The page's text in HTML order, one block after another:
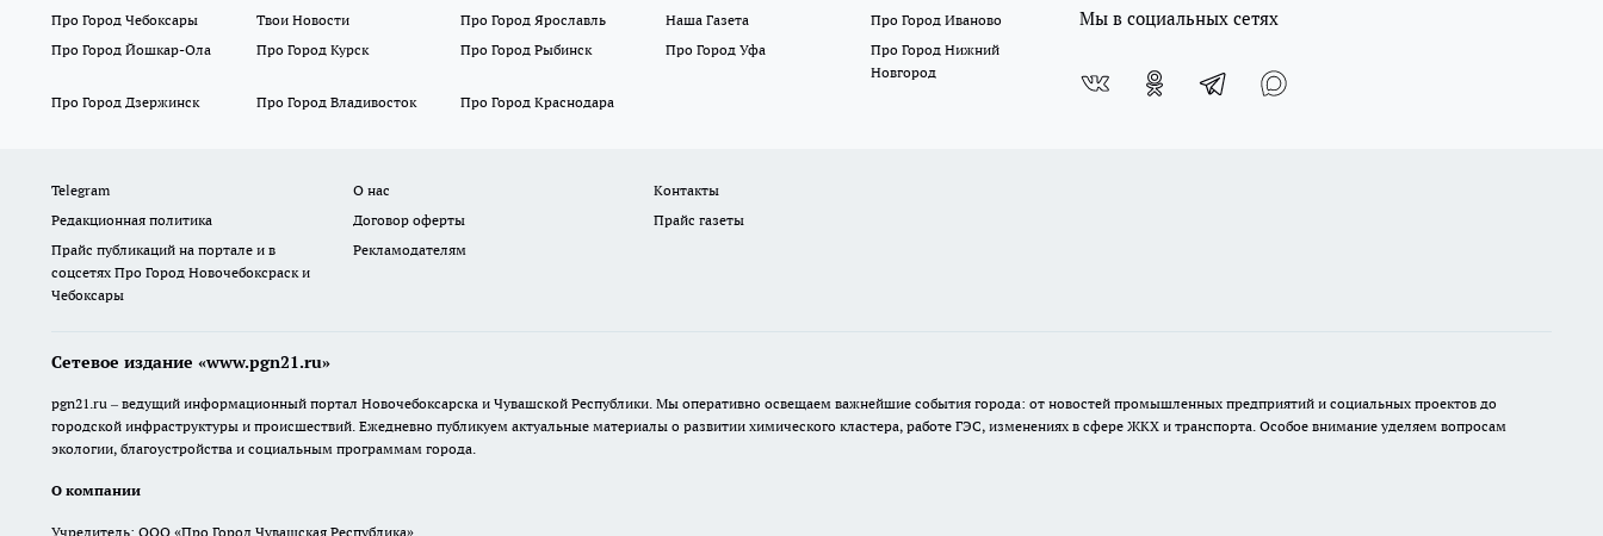
Про Город Чебоксары Твои Новости Про Город Ярославль Наша Газета
Про Город Иваново
Про Город Йошкар-Ола
Про Город Курск Про Город Рыбинск Про Город Уфа
Про Город Нижний
Новгород
Про Город Дзержинск
Про Город Владивосток Про Город Краснодара
Мы в социальных сетях
Telegram О нас
Контакты
Редакционная политика
Договор оферты
Прайс газеты
Прайс публикаций на портале и в
соцсетях Про Город Новочебоксраск и
Чебоксары
Рекламодателям
Сетевое издание «www.pgn21.ru»
pgn21.ru – ведущий информационный портал Новочебоксарска и Чувашской Республики. Мы оперативно освещаем важнейшие события города: от новостей промышленных предприятий и социальных проектов до
городской инфраструктуры и происшествий. Ежедневно публикуем актуальные материалы о развитии химического кластера, работе ГЭС, изменениях в сфере ЖКХ и транспорта. Особое внимание уделяем вопросам
экологии, благоустройства и социальным программам города.
О компании
Учредитель: ООО «Про Город Чувашская Республика»